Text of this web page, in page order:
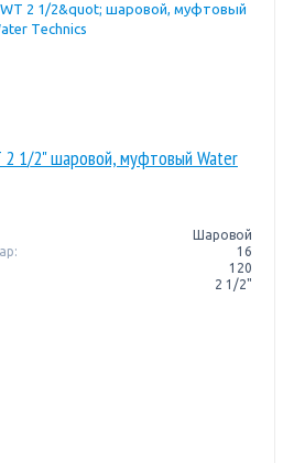
2 1/2" шаровой, муфтовый Water
Шаровой
16
120
2 1/2"